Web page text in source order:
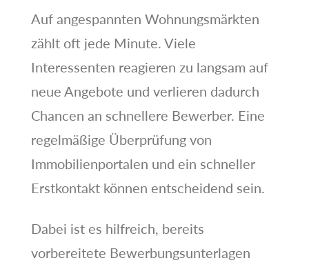
Auf angespannten Wohnungsmärkten
zählt oft jede Minute. Viele
Interessenten reagieren zu langsam auf
neue Angebote und verlieren dadurch
Chancen an schnellere Bewerber. Eine
regelmäßige Überprüfung von
Immobilienportalen und ein schneller
Erstkontakt können entscheidend sein.
Dabei ist es hilfreich, bereits
vorbereitete Bewerbungsunterlagen